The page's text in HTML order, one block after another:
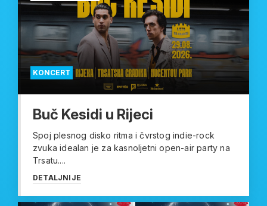
KONCERT
Buč Kesidi u Rijeci
Spoj plesnog disko ritma i čvrstog indie-rock
zvuka idealan je za kasnoljetni open-air party na
Trsatu....
DETALJNIJE